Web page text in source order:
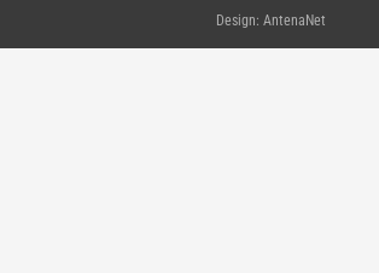
Design: AntenaNet